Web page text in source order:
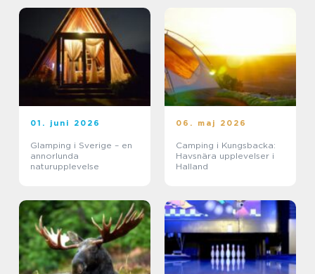
01. juni 2026
Glamping i Sverige – en
annorlunda
naturupplevelse
06. maj 2026
Camping i Kungsbacka:
Havsnära upplevelser i
Halland